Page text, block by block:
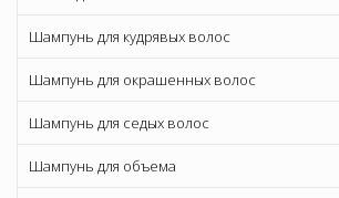
Шампунь для кудрявых волос
Шампунь для окрашенных волос
Шампунь для седых волос
Шампунь для объема